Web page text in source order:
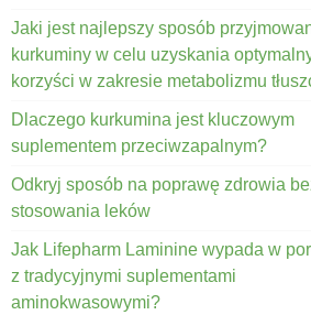
Jaki jest najlepszy sposób
kurkuminy w celu uzyskania
korzyści w zakresie metabolizmu
Dlaczego kurkumina jest kluczowym
suplementem przeciwzapalnym?
Odkryj sposób na poprawę zdrowia
stosowania leków
Jak Lifepharm Laminine wypada w
z tradycyjnymi suplementami
aminokwasowymi?